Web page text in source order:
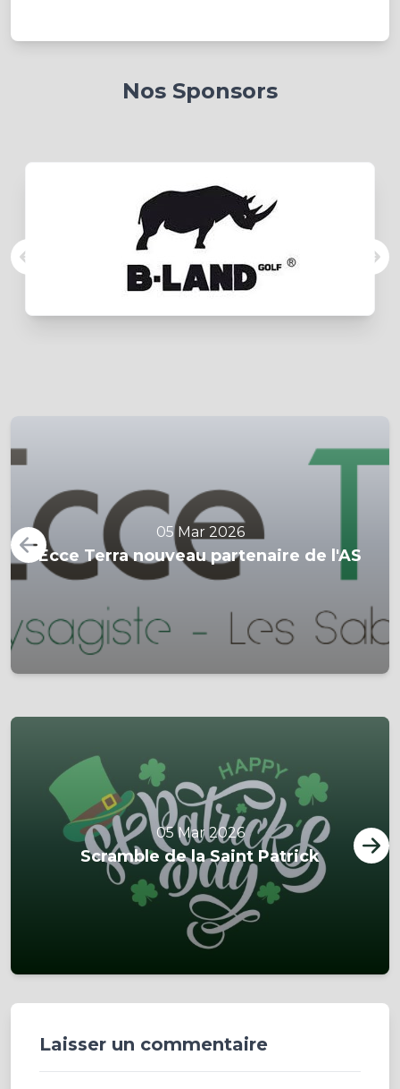
Nos Sponsors
05 Mar 2026
Ecce Terra nouveau partenaire de l'AS
05 Mar 2026
Scramble de la Saint Patrick
Laisser un commentaire